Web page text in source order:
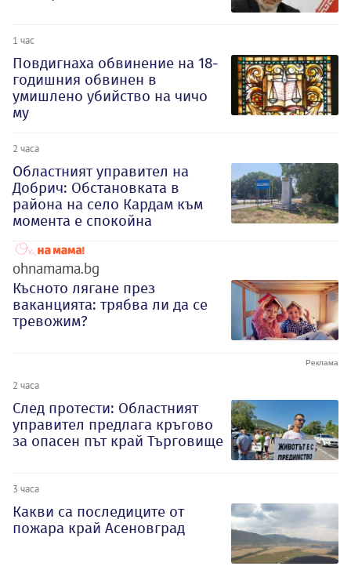
1 час
Повдигнаха обвинение на 18-
годишния обвинен в
умишлено убийство на чичо
му
2 часа
Oбластният управител на
Добрич: Обстановката в
района на село Кардам към
момента е спокойна
ohnamama.bg
Късното лягане през
ваканцията: трябва ли да се
тревожим?
2 часа
След протести: Областният
управител предлага кръгово
за опасен път край Търговище
3 часа
Какви са последиците от
пожара край Асеновград